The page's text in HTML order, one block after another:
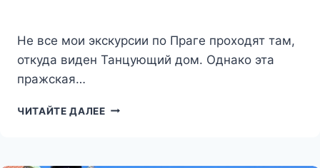
Не все мои экскурсии по Праге проходят там,
откуда виден Танцующий дом. Однако эта
пражская…
ЧИТАЙТЕ ДАЛЕЕТАНЦУЮЩИЙ